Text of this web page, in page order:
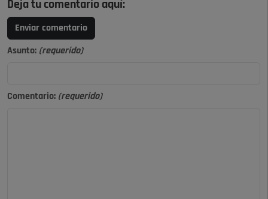
Deja tu comentario aquí:
Enviar comentario
Asunto: (requerido)
Comentario: (requerido)